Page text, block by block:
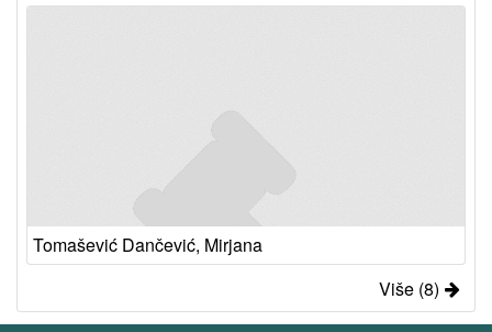
Tomašević Dančević, Mirjana
Više (8)